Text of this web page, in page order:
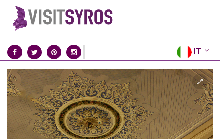
IT
EN
EL
FR
DE